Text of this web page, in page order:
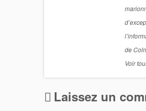
de
Voir
Laissez un